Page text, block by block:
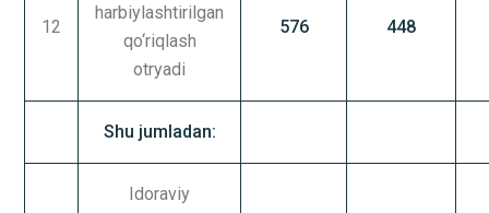
12
harbiylashtirilgan
qo‘riqlash
otryadi
576 448
Shu jumladan:
Idoraviy